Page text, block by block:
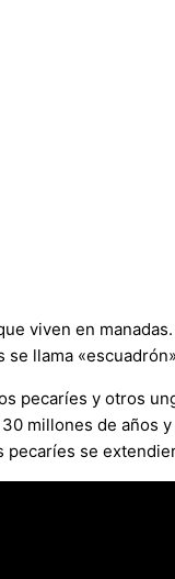
viven en
llama
pecaríes y otros
millones de años
se